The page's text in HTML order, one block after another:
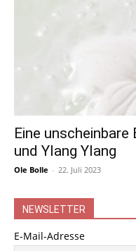
Eine
und Ylang Ylang
Ole Bolle - 22. Juli 2023
NEWSLETTER
E-Mail-Adresse